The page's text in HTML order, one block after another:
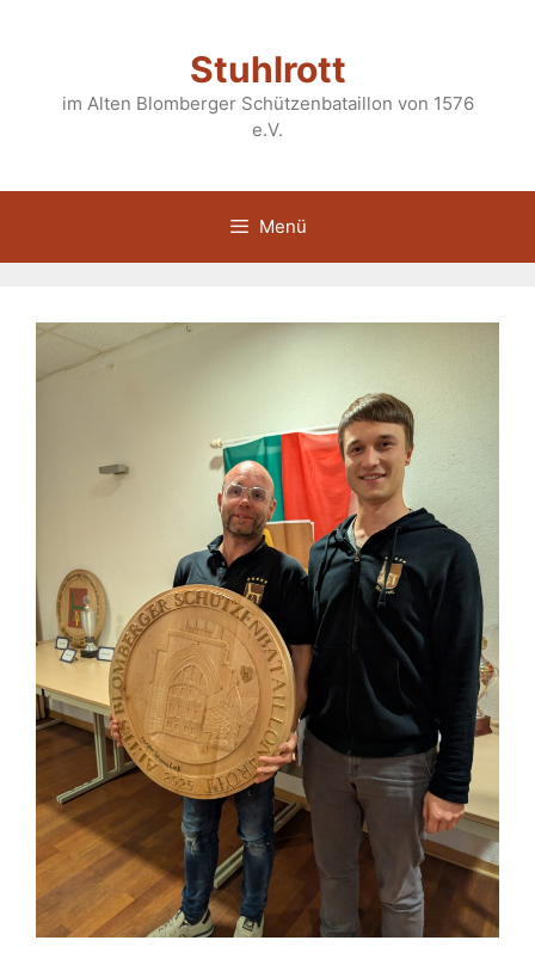
Stuhlrott
im Alten Blomberger Schützenbataillon von 1576
e.V.
Menü